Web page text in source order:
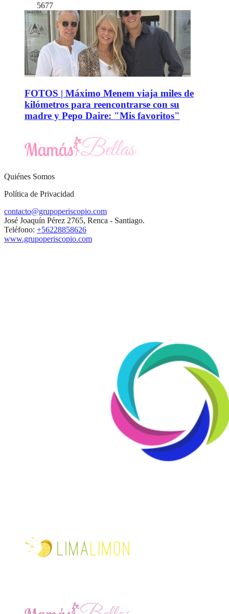
5677
FOTOS | Máximo Menem viaja miles de
kilómetros para reencontrarse con su
madre y Pepo Daire: "Mis favoritos"
Quiénes Somos
Política de Privacidad
contacto@grupoperiscopio.com
José Joaquín Pérez 2765, Renca - Santiago.
Teléfono: +56228858626
www.grupoperiscopio.com